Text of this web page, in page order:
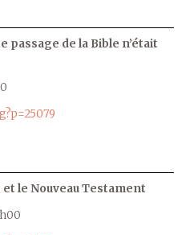
passage de la Bible n’était
et le Nouveau Testament